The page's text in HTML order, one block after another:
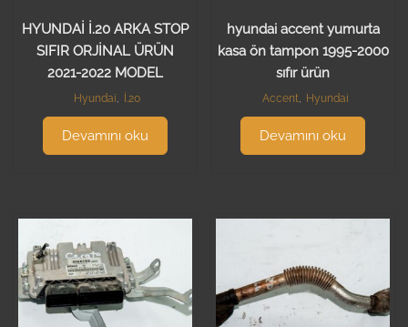
HYUNDAİ İ.20 ARKA STOP
SIFIR ORJİNAL ÜRÜN
2021-2022 MODEL
Hyundai İ.20
Devamını oku
hyundai accent yumurta
kasa ön tampon 1995-2000
sıfır ürün
Accent, Hyundai
Devamını oku